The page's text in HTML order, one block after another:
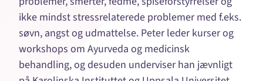
ikke mindst stressrelaterede problemer med f.eks.
søvn, angst og udmattelse. Peter leder kurser og
workshops om Ayurveda og medicinsk
behandling, og desuden underviser han jævnligt